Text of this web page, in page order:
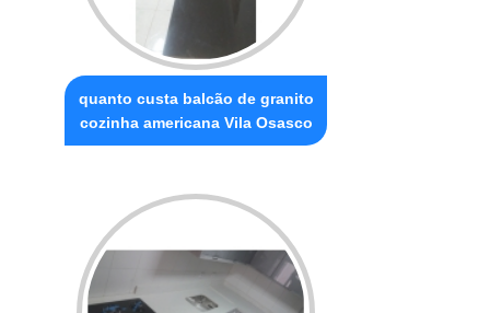
quanto custa balcão de granito
cozinha americana Vila Osasco